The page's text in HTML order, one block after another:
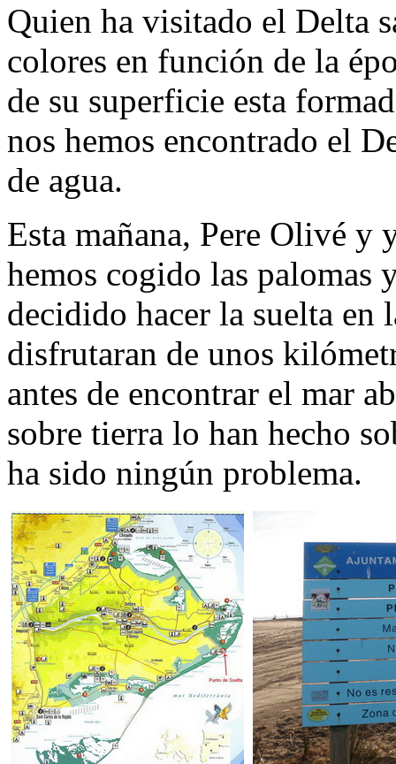
Quien ha visitado el Delta
colores en función de la
de su superficie esta
nos hemos encontrado el
de agua.
Esta mañana, Pere Olivé y
hemos cogido las palomas
decidido hacer la suelta en
disfrutaran de unos
antes de encontrar el mar
sobre tierra lo han hecho
ha sido ningún problema.